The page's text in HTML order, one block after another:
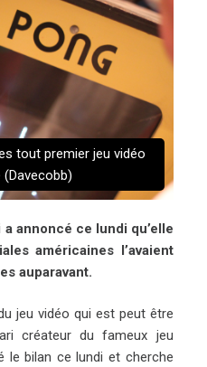
tout premier jeu vidéo
annoncé ce lundi qu’elle
américaines l’avaient
auparavant.
jeu vidéo qui est peut être
créateur du fameux jeu
le bilan ce lundi et cherche